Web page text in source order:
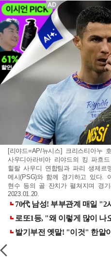
[리야드=AP/뉴시스] 크리스티아누
사우디아라비아 리야드의 킹 파흐
힐랄 사우디 연합팀과 파리 생제르
메시(PSG)와 함께 경기하고 있다.
현수 등의 골 잔치가 펼쳐지며 경
2023.01.20.